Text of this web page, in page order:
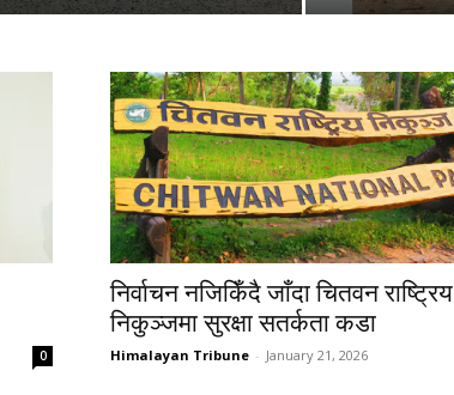
0
निर्वाचन नजिकिँदै जाँदा चितवन राष्ट्रिय
निकुञ्जमा सुरक्षा सतर्कता कडा
Himalayan Tribune - January 21, 2026